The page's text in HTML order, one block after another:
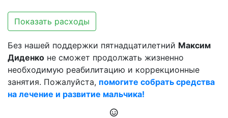
Показать расходы
Без нашей поддержки пятнадцатилетний Максим
Диденко не сможет продолжать жизненно
необходимую реабилитацию и коррекционные
занятия. Пожалуйста, помогите собрать средства
на лечение и развитие мальчика!